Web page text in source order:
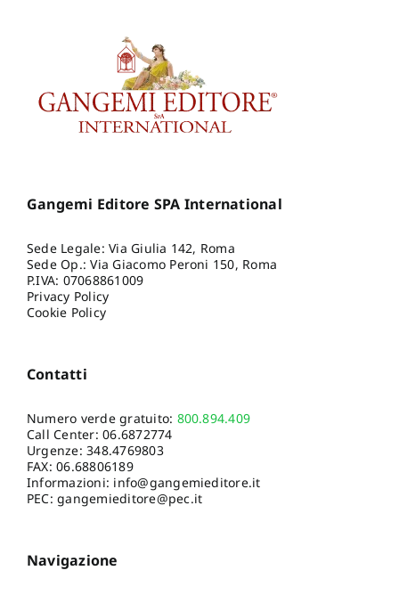
Gangemi Editore SPA International
Sede Legale: Via Giulia 142, Roma
Sede Op.: Via Giacomo Peroni 150, Roma
P.IVA: 07068861009
Privacy Policy
Cookie Policy
Contatti
Numero verde gratuito: 800.894.409
Call Center:06.6872774
Urgenze:348.4769803
FAX: 06.68806189
Informazioni: info@gangemieditore.it
PEC: gangemieditore@pec.it
Navigazione